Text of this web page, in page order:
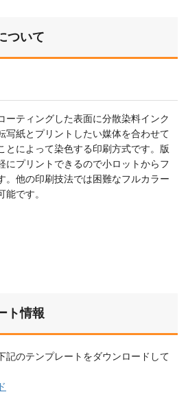
ついて
ーティングした表面に分散染料インク
写紙とプリントしたい媒体を合わせて
とによって染色する印刷方式です。版
にプリントできるので小ロットからフ
。他の印刷技法では困難なフルカラー
です。
ト情報
記のテンプレートをダウンロードして